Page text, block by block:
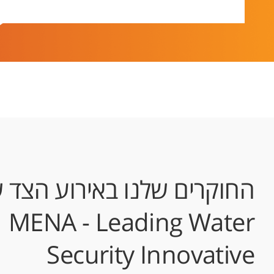
החוקרים שלנו באירוע
MENA - Leading Water
Security Innovative